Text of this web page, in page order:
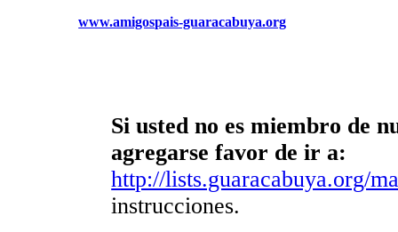
www.amigospais-guaracabuya.org
Si usted no es miembro de
agregarse favor de ir a:
http://lists.guaracabuya.org/
instrucciones.